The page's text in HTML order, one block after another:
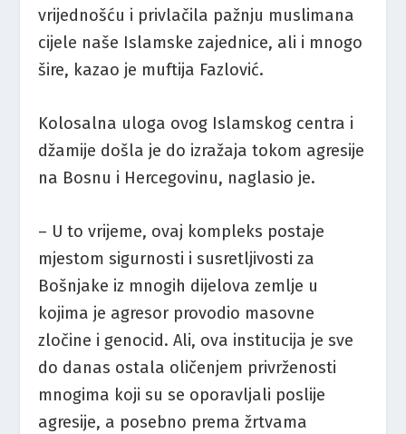
vrijednošću i privlačila pažnju muslimana
cijele naše Islamske zajednice, ali i mnogo
šire, kazao je muftija Fazlović.
Kolosalna uloga ovog Islamskog centra i
džamije došla je do izražaja tokom agresije
na Bosnu i Hercegovinu, naglasio je.
– U to vrijeme, ovaj kompleks postaje
mjestom sigurnosti i susretljivosti za
Bošnjake iz mnogih dijelova zemlje u
kojima je agresor provodio masovne
zločine i genocid. Ali, ova institucija je sve
do danas ostala oličenjem privrženosti
mnogima koji su se oporavljali poslije
agresije, a posebno prema žrtvama